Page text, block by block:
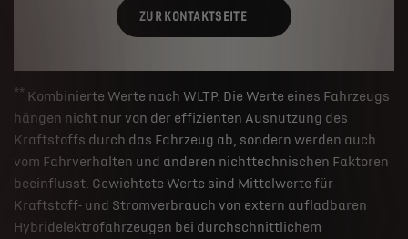
ZUR KONTAKTSEITE
** Kombinierte Werte nach WLTP. Die Werte eines Fahrzeugs
hängen nicht nur von der effizienten Ausnutzung des
Kraftstoffs durch das Fahrzeug ab, sondern werden auch
vom Fahrverhalten und anderen nichttechnischen Faktoren
beeinflusst. Gewichtete Werte sind Mittelwerte für
Kraftstoff- und Stromverbrauch von extern aufladbaren
Hybridelektrofahrzeugen bei durchschnittlichem